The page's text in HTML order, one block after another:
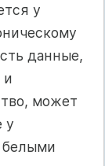
у
данные,
и
может
у
белыми